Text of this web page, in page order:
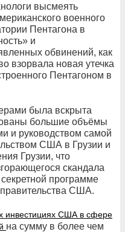
высмеять
военного
Пентагона в
и
обвинений, как
взорвала новая утечка
Пентагоном в
была вскрыта
большие объёмы
и руководством самой
США в Грузии и
Грузии, что
скандала
программе
США.
инвестициях США в сфере
на сумму в более чем